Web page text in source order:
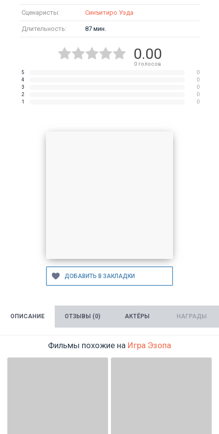
Сценаристы: Синъитиро Уэда
Длительность: 87 мин.
0.00
0голосов
5
0
4
0
3
0
2
0
1
0
ОПИСАНИЕ ОТЗЫВЫ (0) АКТЁРЫ НАГРАДЫ
Фильмы похожие на Игра Эзопа